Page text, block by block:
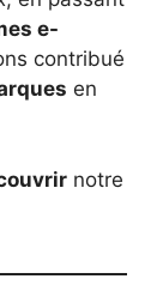
e-
contribué
en
notre